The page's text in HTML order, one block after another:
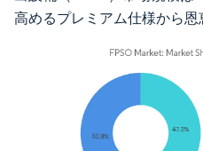
高めるプレミアム仕様から恩